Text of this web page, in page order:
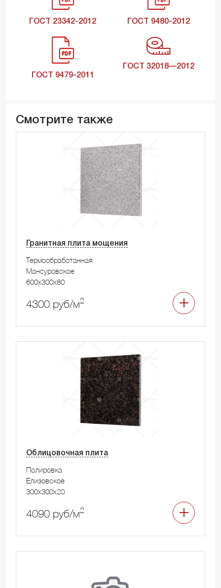
ГОСТ 23342-2012 ГОСТ 9480-2012
ГОСТ 9479-2011
ГОСТ 32018—2012
Смотрите также
Гранитная плита мощения
Термообработанная
Мансуровское
600x300x80
4300 руб/м2
Облицовочная плита
Полировка
Елизовское
300x300x20
4090 руб/м2